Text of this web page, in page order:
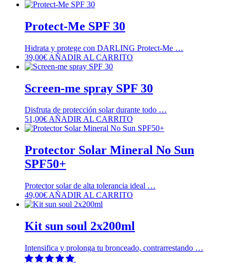
Protect-Me SPF 30
Hidrata y protege con DARLING Protect-Me …
39,00€ AÑADIR AL CARRITO
Screen-me spray SPF 30
Disfruta de protección solar durante todo …
51,00€AÑADIR AL CARRITO
Protector Solar Mineral No Sun
SPF50+
Protector solar de alta tolerancia ideal …
49,00€ AÑADIR AL CARRITO
Kit sun soul 2x200ml
Intensifica y prolonga tu bronceado, contrarrestando …